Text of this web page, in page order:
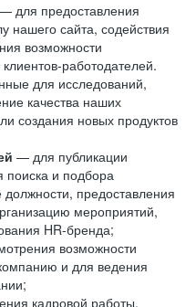
— для предоставления
нашего сайта, содействия
возможности
работодателей.
для исследований,
качества наших
создания новых продуктов
— для публикации
поиска и подбора
предоставления
мероприятий,
HR-бренда;
возможности
и для ведения
кадровой работы,